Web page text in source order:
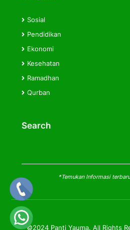
Sosial
Pendidikan
Ekonomi
Kesehatan
Ramadhan
Qurban
Search
*Temukan Informasi
©2024 Panti Yauma. All Rights